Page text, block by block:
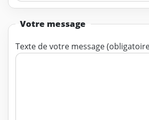
Votre message
Texte de votre message